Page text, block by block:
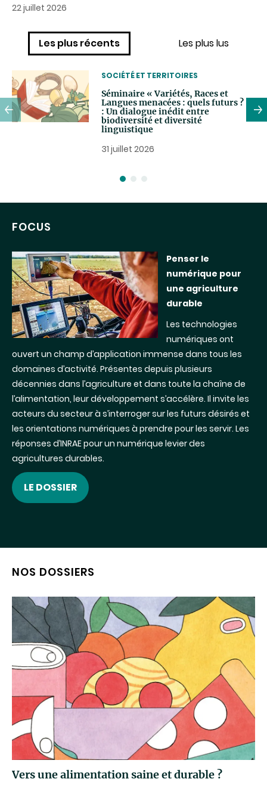
22 juillet 2026
Les plus récents Les plus lus
THEMATIC
SOCIÉTÉ ET TERRITOIRES
Séminaire « Variétés, Races et
Langues menacées : quels futurs ? »
: Un dialogue inédit entre
biodiversité et diversité
linguistique
31 juillet 2026
FOCUS
Penser le
numérique pour
une agriculture
durable
Les technologies
numériques ont
ouvert un champ d’application immense dans tous les
domaines d’activité. Présentes depuis plusieurs
décennies dans l’agriculture et dans toute la chaîne de
l’alimentation, leur développement s’accélère. Il invite les
acteurs du secteur à s’interroger sur les futurs désirés et
les orientations numériques à prendre pour les servir. Les
réponses d’INRAE pour un numérique levier des
agricultures durables.
LE DOSSIER
NOS DOSSIERS
Vers une alimentation saine et durable ?